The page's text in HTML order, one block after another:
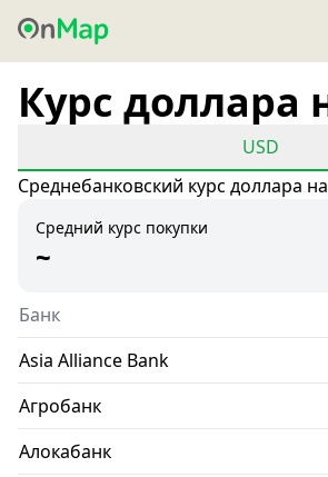
Курс доллара
USD
Среднебанковский курс доллара
Средний курс покупки
~
Банк
Asia Alliance Bank
Агробанк
Алокабанк